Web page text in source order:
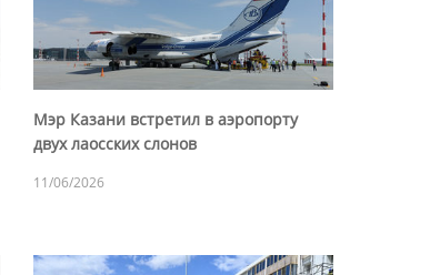
Мэр Казани встретил в аэропорту
двух лаосских слонов
11/06/2026